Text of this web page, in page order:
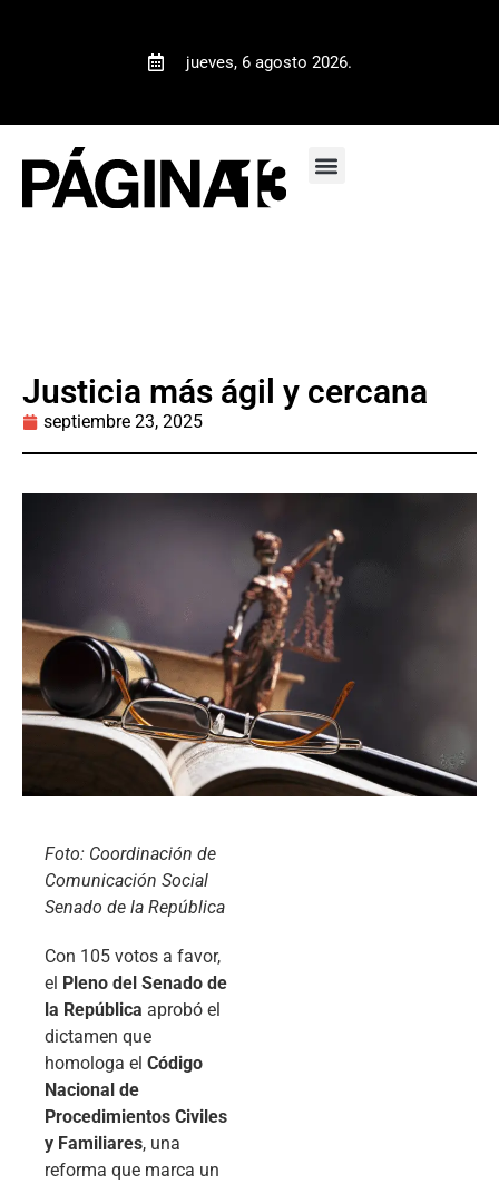
jueves, 6 agosto 2026.
Justicia más ágil y cercana
septiembre 23, 2025
Foto: Coordinación de
Comunicación Social
Senado de la República
Con 105 votos a favor,
el Pleno del Senado de
la República aprobó el
dictamen que
homologa el Código
Nacional de
Procedimientos Civiles
y Familiares, una
reforma que marca un